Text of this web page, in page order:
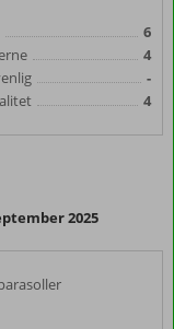
6
4
-
4
2025